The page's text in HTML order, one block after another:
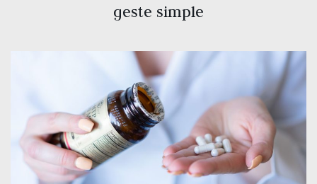
geste simple